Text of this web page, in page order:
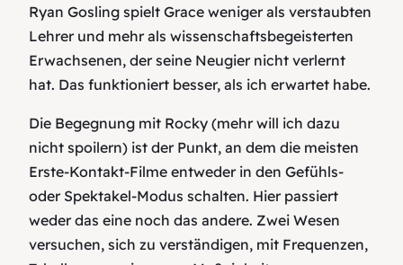
Ryan Gosling spielt Grace weniger als verstaubten
Lehrer und mehr als wissenschaftsbegeisterten
Erwachsenen, der seine Neugier nicht verlernt
hat. Das funktioniert besser, als ich erwartet habe.
Die Begegnung mit Rocky (mehr will ich dazu
nicht spoilern) ist der Punkt, an dem die meisten
Erste-Kontakt-Filme entweder in den Gefühls-
oder Spektakel-Modus schalten. Hier passiert
weder das eine noch das andere. Zwei Wesen
versuchen, sich zu verständigen, mit Frequenzen,